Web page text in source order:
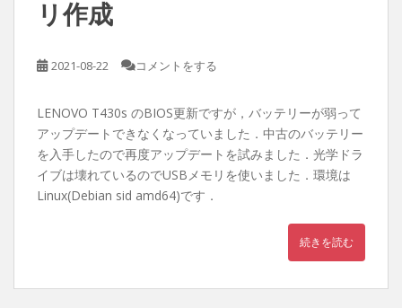
リ作成
2021-08-22 コメントをする
LENOVO T430s のBIOS更新ですが，バッテリーが弱って
アップデートできなくなっていました．中古のバッテリー
を入手したので再度アップデートを試みました．光学ドラ
イブは壊れているのでUSBメモリを使いました．環境は
Linux(Debian sid amd64)です．
続きを読む